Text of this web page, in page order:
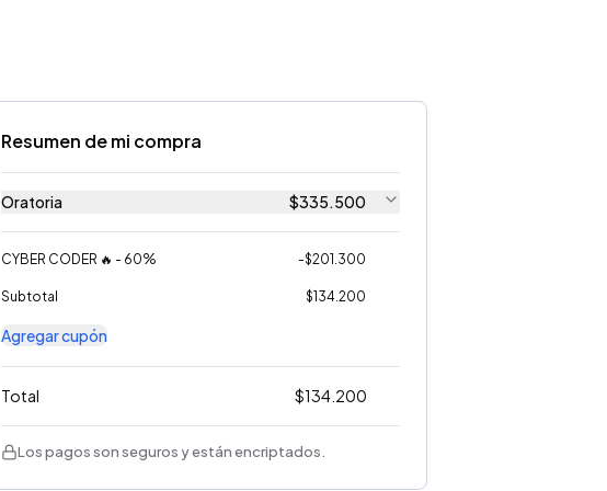
Resumen de mi compra
Oratoria $335.500
CYBER CODER 🔥 - 60% -$201.300
Subtotal $134.200
Agregar cupón
Total $134.200
Los pagos son seguros y están encriptados.